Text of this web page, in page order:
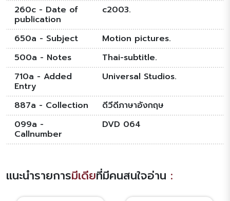
260c - Date of
publication
c2003.
650a - Subject
Motion pictures.
500a - Notes
Thai-subtitle.
710a - Added
Entry
Universal Studios.
887a - Collection
ดีวีดีภาษาอังกฤษ
099a -
Callnumber
DVD 064
แนะนำรายการมีเดียที่มีคนสนใจอ่าน :